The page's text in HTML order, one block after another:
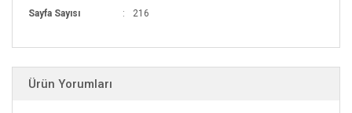
Sayfa Sayısı
216
Ürün Yorumları